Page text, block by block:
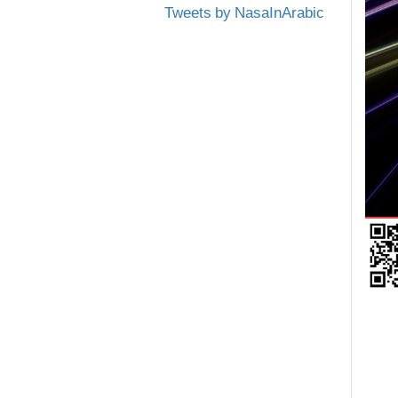
Tweets by NasaInArabic